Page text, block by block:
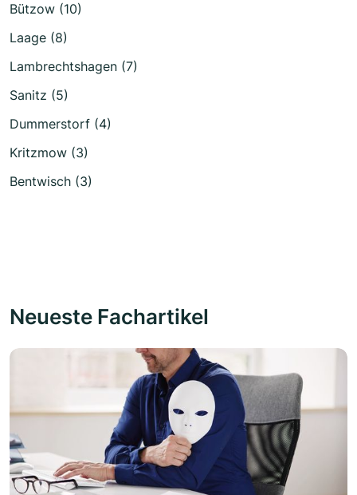
Bützow (10)
Laage (8)
Lambrechtshagen (7)
Sanitz (5)
Dummerstorf (4)
Kritzmow (3)
Bentwisch (3)
Neueste Fachartikel